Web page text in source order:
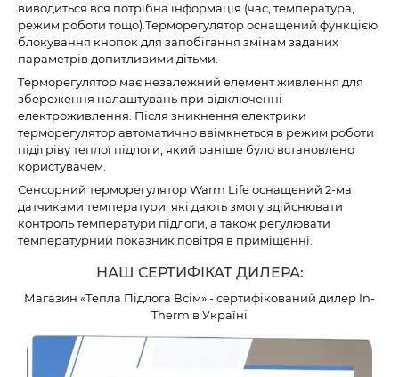
виводиться вся потрібна інформація (час, температура,
режим роботи тощо).Терморегулятор оснащений функцією
блокування кнопок для запобігання змінам заданих
параметрів допитливими дітьми.
Терморегулятор має незалежний елемент живлення для
збереження налаштувань при відключенні
електроживлення. Після зникнення електрики
терморегулятор автоматично ввімкнеться в режим роботи
підігріву теплої підлоги, який раніше було встановлено
користувачем.
Сенсорний терморегулятор Warm Life оснащений 2-ма
датчиками температури, які дають змогу здійснювати
контроль температури підлоги, а також регулювати
температурний показник повітря в приміщенні.
НАШ СЕРТИФІКАТ ДИЛЕРА:
Магазин «Тепла Підлога Всім» - сертифікований дилер In-
Therm в Україні